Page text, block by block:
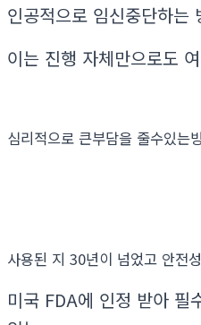
인공적으로 임신중단하는
이는 진행 자체만으로도
심리적으로 큰부담을 줄수있는
사용된 지 30년이 넘었고 안전
미국 FDA에 인정 받아 필